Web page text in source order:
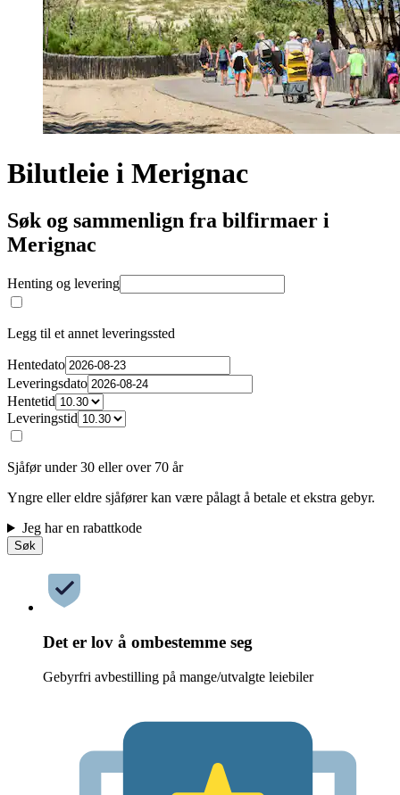
Bilutleie i Merignac
Søk og sammenlign fra bilfirmaer i
Merignac
Henting og levering
Legg til et annet leveringssted
Hentedato
Leveringsdato
Hentetid
Leveringstid
Sjåfør under 30 eller over 70 år
Yngre eller eldre sjåfører kan være pålagt å betale et ekstra gebyr.
Jeg har en rabattkode
Søk
Det er lov å ombestemme seg
Gebyrfri avbestilling på mange/utvalgte leiebiler